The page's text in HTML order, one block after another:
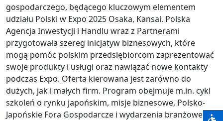
gospodarczego, będącego kluczowym elementem
udziału Polski w Expo 2025 Osaka, Kansai. Polska
Agencja Inwestycji i Handlu wraz z Partnerami
przygotowała szereg inicjatyw biznesowych, które
mogą pomóc polskim przedsiębiorcom zaprezentować
swoje produkty i usługi oraz nawiązać nowe kontakty
podczas Expo. Oferta kierowana jest zarówno do
dużych, jak i małych firm. Program obejmuje m.in. cykl
szkoleń o rynku japońskim, misje biznesowe, Polsko-
Japońskie Fora Gospodarcze i wydarzenia branżowe.